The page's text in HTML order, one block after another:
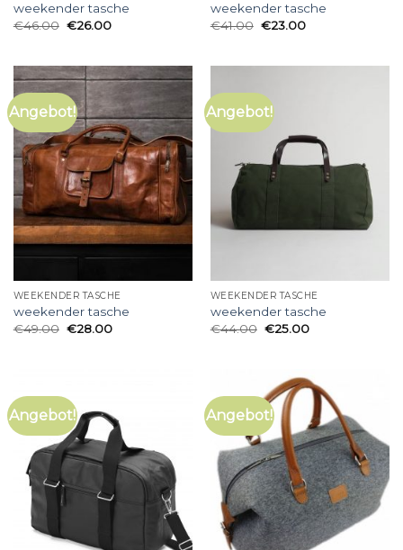
weekender tasche
€46.00 €26.00
weekender tasche
€41.00 €23.00
Angebot!
WEEKENDER TASCHE
weekender tasche
€49.00 €28.00
Angebot!
WEEKENDER TASCHE
weekender tasche
€44.00 €25.00
Angebot! Angebot!